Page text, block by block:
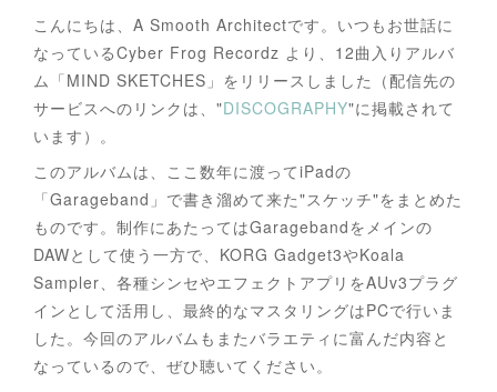
こんにちは、A Smooth Architectです。いつもお世話に
なっているCyber Frog Recordz より、12曲入りアルバ
ム「MIND SKETCHES」をリリースしました（配信先の
サービスへのリンクは、"DISCOGRAPHY"に掲載されて
います）。
このアルバムは、ここ数年に渡ってiPadの
「Garageband」で書き溜めて来た"スケッチ"をまとめた
ものです。制作にあたってはGaragebandをメインの
DAWとして使う一方で、KORG Gadget3やKoala
Sampler、各種シンセやエフェクトアプリをAUv3プラグ
インとして活用し、最終的なマスタリングはPCで行いま
した。今回のアルバムもまたバラエティに富んだ内容と
なっているので、ぜひ聴いてください。